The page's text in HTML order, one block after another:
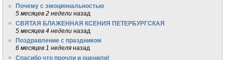
Почему с эмоциональностью
5 месяцев 2 недели назад
СВЯТАЯ БЛАЖЕННАЯ КСЕНИЯ ПЕТЕРБУРГСКАЯ
5 месяцев 4 недели назад
Поздравление с праздником
6 месяцев 1 неделя назад
Спасибо что прочли и оценили!